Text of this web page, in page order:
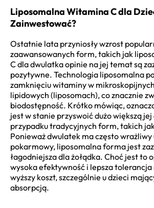
Liposomalna Witamina C dla
Zainwestować?
Ostatnie lata przyniosły wzrost
zaawansowanych form, takich jak
C dla dwulatka opinie na jej temat są
pozytywne. Technologia liposomalna
zamknięciu witaminy w
lipidowych (liposomach), co znacznie
biodostępność. Krótko mówiąc,
jest w stanie przyswoić dużo większą jej
przypadku tradycyjnych form, takich
Ponieważ dwulatek ma często wrażliwy
pokarmowy, liposomalna forma jest
łagodniejsza dla żołądka. Choć jest to
wysoka efektywność i lepsza
wyższy koszt, szczególnie u dzieci
absorpcją.